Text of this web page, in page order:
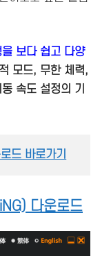
보다 쉽고 다양
모드, 무한 체력,
속도 설정의 기
드 바로가기
다운로드